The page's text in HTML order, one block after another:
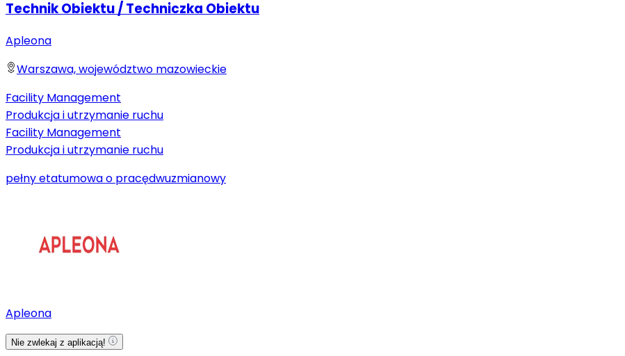
Technik Obiektu / Techniczka Obiektu
Apleona
Warszawa, województwo mazowieckie
Facility Management
Produkcja i utrzymanie ruchu
Facility Management
Produkcja i utrzymanie ruchu
pełny etatumowa o pracędwuzmianowy
Apleona
Nie zwlekaj z aplikacją!